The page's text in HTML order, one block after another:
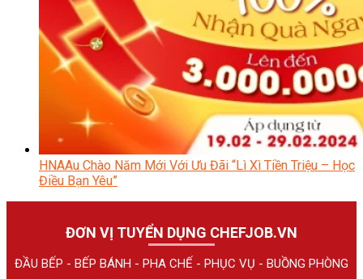
HNAAu Chào Năm Mới Với Ưu Đãi “Lì Xì Tiền Triệu – Học
Điều Bạn Yêu”
ĐƠN VỊ TUYỂN DỤNG CHEFJOB.VN
ĐẦU BẾP - BẾP BÁNH - PHA CHẾ - PHỤC VỤ - BUỒNG PHÒNG